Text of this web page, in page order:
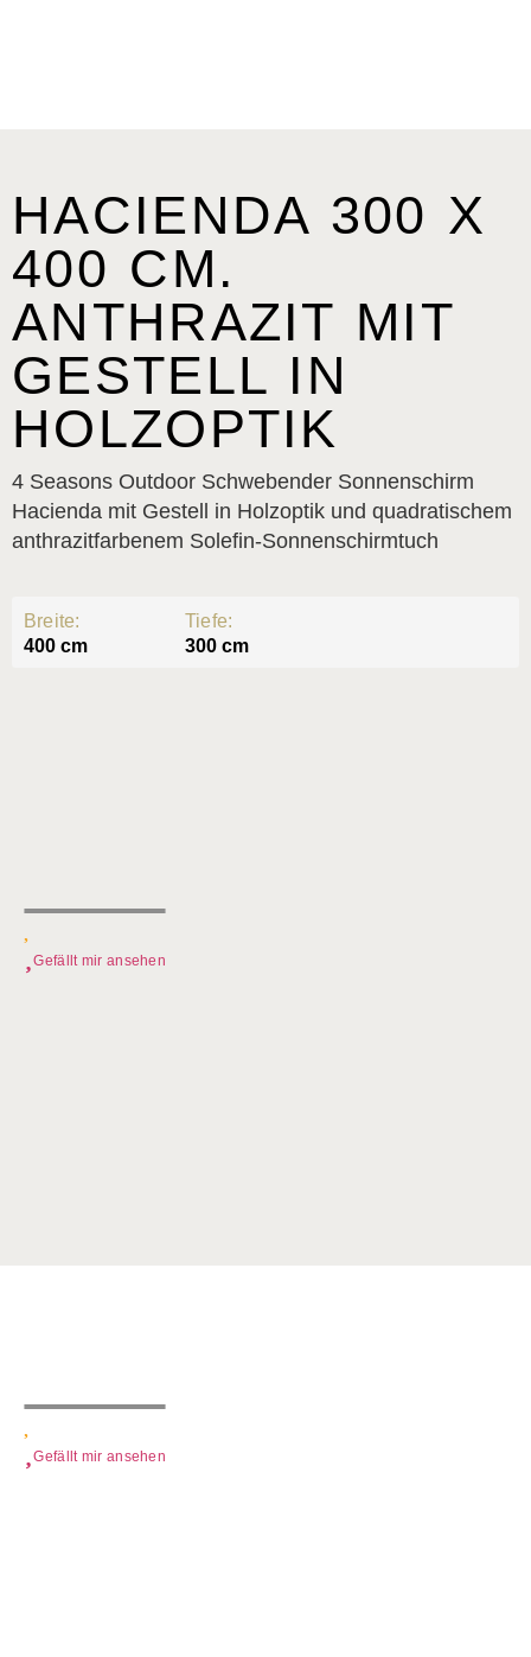
HACIENDA 300 X
400 CM.
ANTHRAZIT MIT
GESTELL IN
HOLZOPTIK
4 Seasons Outdoor Schwebender Sonnenschirm
Hacienda mit Gestell in Holzoptik und quadratischem
anthrazitfarbenem Solefin-Sonnenschirmtuch
Breite:
400 cm
Tiefe:
300 cm
Gefällt mir ansehen
Gefällt mir ansehen